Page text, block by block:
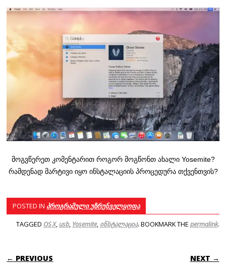
მოგვწერეთ კომენტარით როგორ მოგწონთ ახალი Yosemite?
რამდენად მარტივი იყო ინსტალაციის პროცედურა თქვენთვის?
POSTED IN პროგრამული უზრუნველყოფა
TAGGED OS X,usb, Yosemite, ინსტალაცია. BOOKMARK THE permalink.
POST NAVIGATION
← PREVIOUS NEXT →